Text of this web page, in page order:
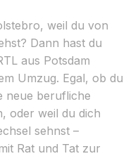
weil du von
Dann hast du
aus Potsdam
Umzug. Egal, ob du
neue berufliche
oder weil du dich
sehnst –
Rat und Tat zur